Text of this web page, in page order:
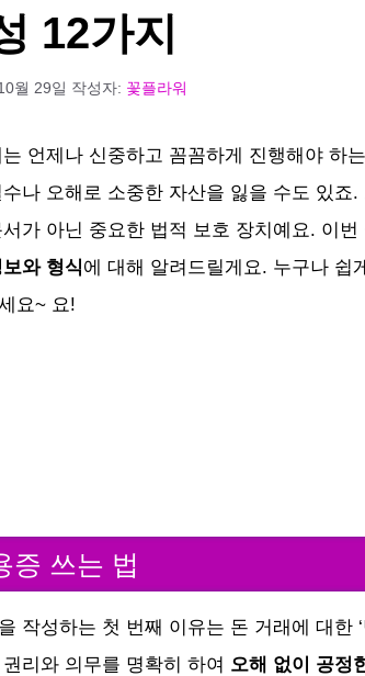
12가지
월 29일 작성자: 꽃플라워
언제나 신중하고 꼼꼼하게 진행해야 하
나 오해로 소중한 자산을 잃을 수도 있죠.
가 아닌 중요한 법적 보호 장치예요. 이
와 형식에 대해 알려드릴게요. 누구나 쉽
요~ 요!
증 쓰는 법
작성하는 첫 번째 이유는 돈 거래에 대한
리와 의무를 명확히 하여 오해 없이 공정